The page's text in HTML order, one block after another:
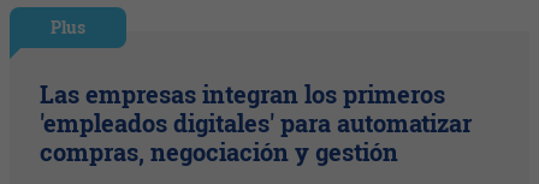
Plus
Las empresas integran los primeros
'empleados digitales' para automatizar
compras, negociación y gestión